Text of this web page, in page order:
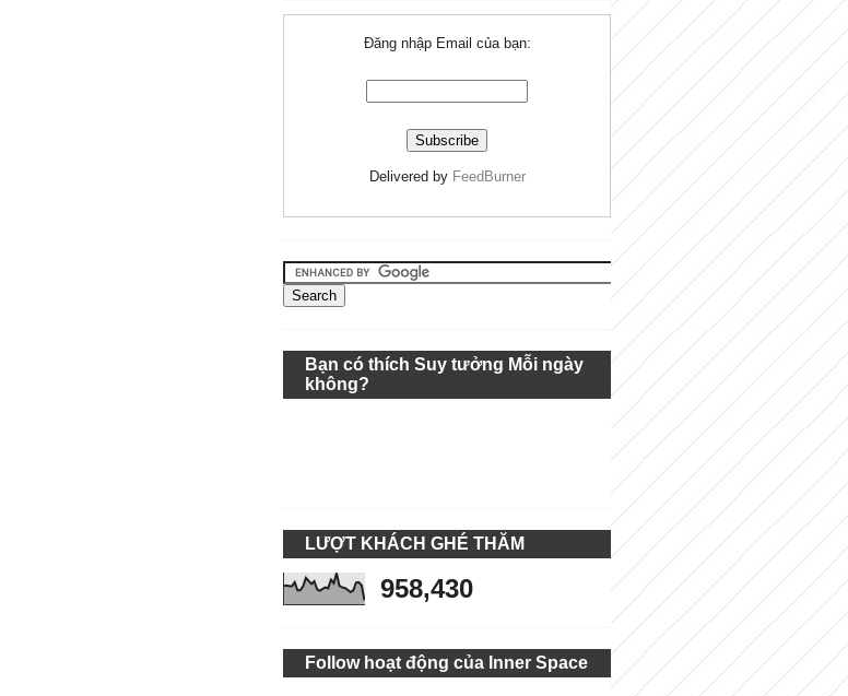
Đăng nhập Email của bạn:
Delivered by FeedBurner
Bạn có thích Suy tưởng Mỗi ngày
không?
LƯỢT KHÁCH GHÉ THĂM
958,430
Follow hoạt động của Inner Space